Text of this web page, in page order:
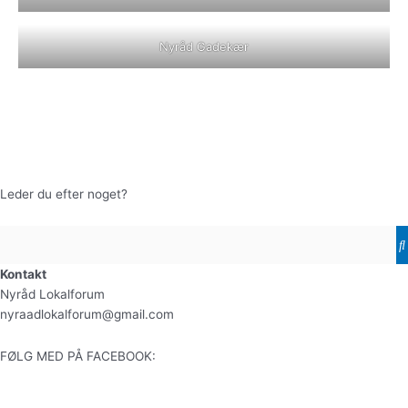
Nyråd Gadekær
Leder du efter noget?
Kontakt
Nyråd Lokalforum
nyraadlokalforum@gmail.com
FØLG MED PÅ FACEBOOK: